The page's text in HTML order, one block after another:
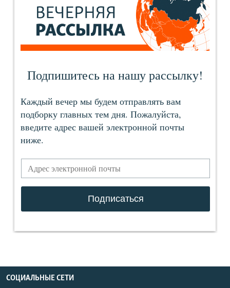
СОЦИАЛЬНЫЕ СЕТИ